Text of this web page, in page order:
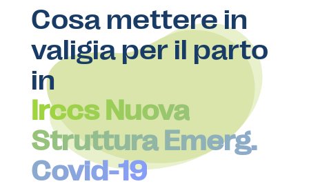
Cosa mettere in
valigia per il parto
in
Irccs Nuova
Struttura Emerg.
Covid-19